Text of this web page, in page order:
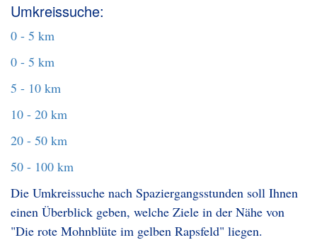
Umkreissuche:
0 - 5 km
0 - 5 km
5 - 10 km
10 - 20 km
20 - 50 km
50 - 100 km
Die Umkreissuche nach Spaziergangsstunden soll Ihnen
einen Überblick geben, welche Ziele in der Nähe von
"Die rote Mohnblüte im gelben Rapsfeld" liegen.